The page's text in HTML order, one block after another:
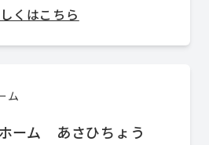
くはこちら
ム
ーム あさひちょう